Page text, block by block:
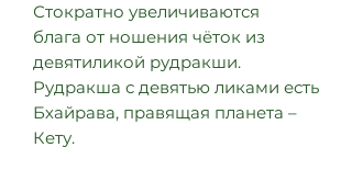
Стократно увеличиваются
блага от ношения чёток из
девятиликой рудракши.
Рудракша с девятью ликами есть
Бхайрава, правящая планета –
Кету.